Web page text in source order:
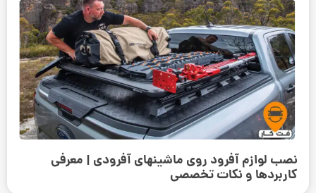
نصب لوازم آفرود روی ماشینهای آفرودی | معرفی
کاربردها و نکات تخصصی